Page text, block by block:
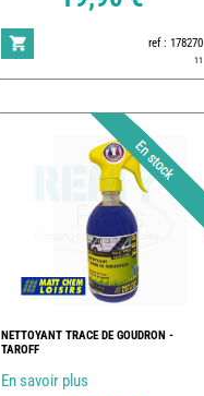
ref : 178270
11
NETTOYANT TRACE DE GOUDRON -
TAROFF
En savoir plus